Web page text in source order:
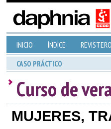
INICIO ÍNDICE
CASO PRÁCTICO
Curso de
MUJERES,